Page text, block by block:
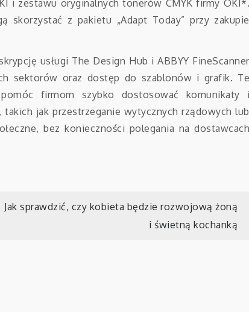
i zestawu oryginalnych tonerów CMYK firmy OKI*.
skorzystać z pakietu „Adapt Today” przy zakupie
usługi The Design Hub i ABBYY FineScanner
sektorów oraz dostęp do szablonów i grafik. Te
firmom szybko dostosować komunikaty i
jak przestrzeganie wytycznych rządowych lub
bez konieczności polegania na dostawcach
Jak sprawdzić, czy kobieta będzie rozwojową żoną
i świetną kochanką